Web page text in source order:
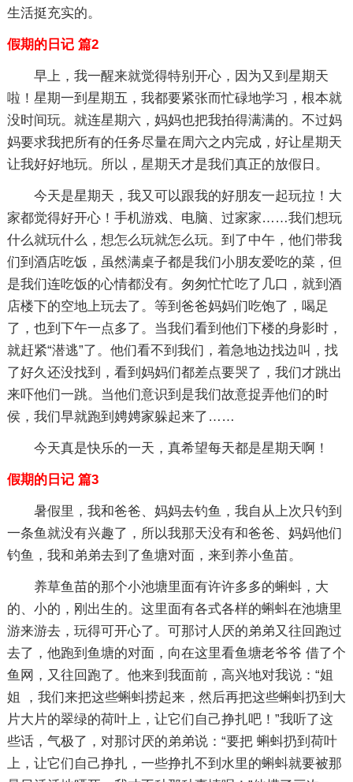
生活挺充实的。
假期的日记 篇2
早上，我一醒来就觉得特别开心，因为又到星期天
啦！星期一到星期五，我都要紧张而忙碌地学习，根本就
没时间玩。就连星期六，妈妈也把我拍得满满的。不过妈
妈要求我把所有的任务尽量在周六之内完成，好让星期天
让我好好地玩。所以，星期天才是我们真正的放假日。
今天是星期天，我又可以跟我的好朋友一起玩拉！大
家都觉得好开心！手机游戏、电脑、过家家……我们想玩
什么就玩什么，想怎么玩就怎么玩。到了中午，他们带我
们到酒店吃饭，虽然满桌子都是我们小朋友爱吃的菜，但
是我们连吃饭的心情都没有。匆匆忙忙吃了几口，就到酒
店楼下的空地上玩去了。等到爸爸妈妈们吃饱了，喝足
了，也到下午一点多了。当我们看到他们下楼的身影时，
就赶紧“潜逃”了。他们看不到我们，着急地边找边叫，找
了好久还没找到，看到妈妈们都差点要哭了，我们才跳出
来吓他们一跳。当他们意识到是我们故意捉弄他们的时
侯，我们早就跑到娉娉家躲起来了……
今天真是快乐的一天，真希望每天都是星期天啊！
假期的日记 篇3
暑假里，我和爸爸、妈妈去钓鱼，我自从上次只钓到
一条鱼就没有兴趣了，所以我那天没有和爸爸、妈妈他们
钓鱼，我和弟弟去到了鱼塘对面，来到养小鱼苗。
养草鱼苗的那个小池塘里面有许许多多的蝌蚪，大
的、小的，刚出生的。这里面有各式各样的蝌蚪在池塘里
游来游去，玩得可开心了。可那讨人厌的弟弟又往回跑过
去了，他跑到鱼塘的对面，向在这里看鱼塘老爷爷 借了个
鱼网，又往回跑了。他来到我面前，高兴地对我说：“姐
姐 ，我们来把这些蝌蚪捞起来，然后再把这些蝌蚪扔到大
片大片的翠绿的荷叶上，让它们自己挣扎吧！”我听了这
些话，气极了，对那讨厌的弟弟说：“要把 蝌蚪扔到荷叶
上，让它们自己挣扎，一些挣扎不到水里的蝌蚪就要被那